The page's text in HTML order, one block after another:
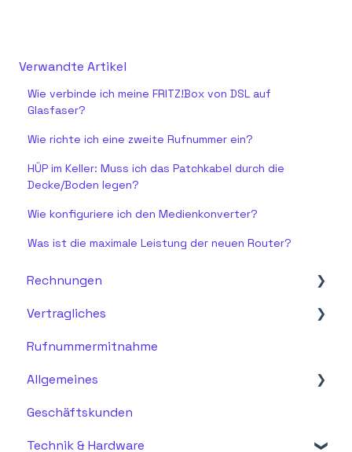
Verwandte Artikel
Wie verbinde ich meine FRITZ!Box von DSL auf
Glasfaser?
Wie richte ich eine zweite Rufnummer ein?
HÜP im Keller: Muss ich das Patchkabel durch die
Decke/Boden legen?
Wie konfiguriere ich den Medienkonverter?
Was ist die maximale Leistung der neuen Router?
Rechnungen
Fragen zur Rechnung
Vertragliches
Vertragsdetails & Vertragsdokumente
Änderungen & Anpassungen
Kündigung & Verlängerung
Rufnummermitnahme
Allgemeines
Allgemein
Fragen zu Glasfaser
Geschäftskunden
Technik & Hardware